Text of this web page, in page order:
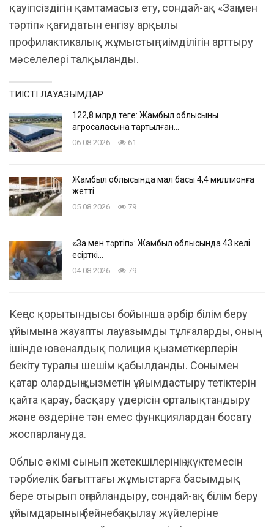
қауіпсіздігін қамтамасыз ету, сондай-ақ «Заң мен
тәртіп» қағидатын енгізу арқылы
профилактикалық жұмыстың тиімділігін арттыру
мәселелері талқыланды.
ТИІСТІ ЛАУАЗЫМДАР
122,8 млрд теңге: Жамбыл облысының
агросаласына тартылған…
06.08.2026 61
Жамбыл облысында мал басы 4,4 миллионға
жетті
05.08.2026 79
«Заң мен тәртіп»: Жамбыл облысында 43 келі
есірткі…
04.08.2026 79
Кеңес қорытындысы бойынша әрбір білім беру
ұйымына жауапты лауазымды тұлғаларды, оның
ішінде ювеналдық полиция қызметкерлерін
бекіту туралы шешім қабылданды. Сонымен
қатар олардың қызметін ұйымдастыру тетіктерін
қайта қарау, басқару үдерісін орталықтандыру
және өздеріне тән емес функциялардан босату
жоспарлануда.
Облыс әкімі сынып жетекшілерінің жүктемесін
тәрбиелік бағыттағы жұмыстарға басымдық
бере отырып оңтайландыру, сондай-ақ білім беру
ұйымдарының бейнебақылау жүйелеріне